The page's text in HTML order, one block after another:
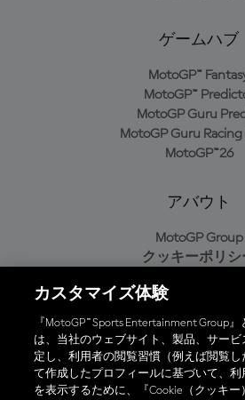
ゲームハブ
MotoGP™
MotoGP™
MotoGP Guru
MotoGP Guru
MotoGP™26
アバウト
MotoGP Group
クッキーポリシ
プライバシーポリ
購入ポリシー
オフィシャルアプ
カスタマイズ体験
『MotoGP™ Sports Entertainment Group
は、当社のウェブサイト、製品、サービ
定し、利用者の閲覧習慣（例えば閲覧
て作成したプロフィールに基づいて、
を表示するために、『Cookie（クッキー